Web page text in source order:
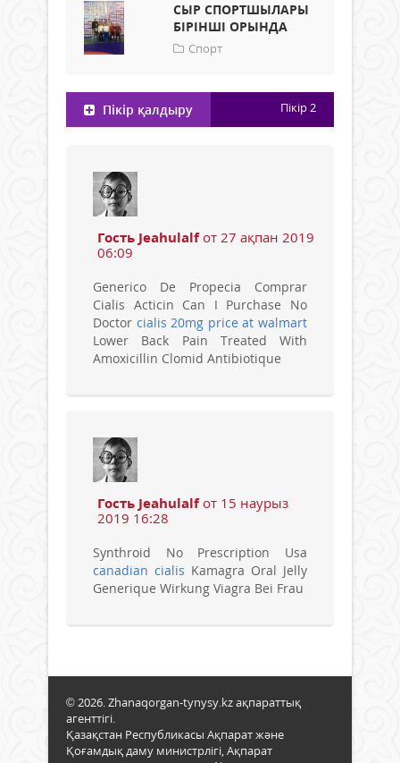
СЫР СПОРТШЫЛАРЫ
БІРІНШІ ОРЫНДА
Спорт
Пікір қалдыру Пікір2
Гость Jeahulalfот 27 ақпан 2019
06:09
Generico De Propecia Comprar
Cialis Acticin Can I Purchase No
Doctor cialis 20mg price at walmart
Lower Back Pain Treated With
Amoxicillin Clomid Antibiotique
Гость Jeahulalfот 15 наурыз
2019 16:28
Synthroid No Prescription Usa
canadian cialis Kamagra Oral Jelly
Generique Wirkung Viagra Bei Frau
© 2026. Zhanaqorgan-tynysy.kz ақпараттық
агенттігі.
Қазақстан Республикасы Ақпарат және
Қоғамдық даму министрлігі, Ақпарат